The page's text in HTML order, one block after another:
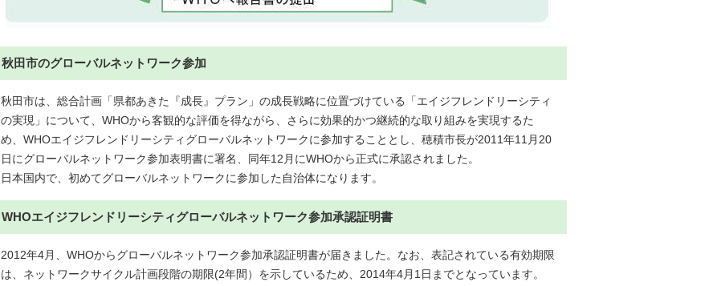
秋田市のグローバルネットワーク参加
秋田市は、総合計画「県都あきた『成長』プラン」の成長戦略に位置づけている「エイジフレンドリーシティ
の実現」について、WHOから客観的な評価を得ながら、さらに効果的かつ継続的な取り組みを実現するた
め、WHOエイジフレンドリーシティグローバルネットワークに参加することとし、穂積市長が2011年11月20
日にグローバルネットワーク参加表明書に署名、同年12月にWHOから正式に承認されました。
日本国内で、初めてグローバルネットワークに参加した自治体になります。
WHOエイジフレンドリーシティグローバルネットワーク参加承認証明書
2012年4月、WHOからグローバルネットワーク参加承認証明書が届きました。なお、表記されている有効期限
は、ネットワークサイクル計画段階の期限(2年間）を示しているため、2014年4月1日までとなっています。